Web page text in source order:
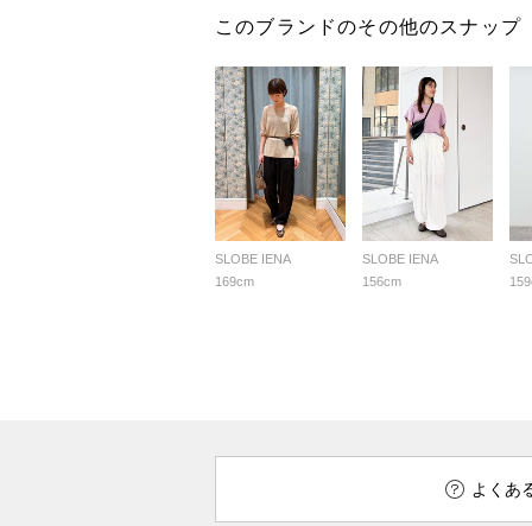
このブランドのその他のスナップ
SLOBE IENA
169cm
SLOBE IENA
156cm
よくあ